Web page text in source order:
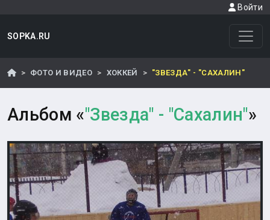
Войти
SOPKA.RU
ФОТО И ВИДЕО ХОККЕЙ "ЗВЕЗДА" - "САХАЛИН"
Альбом «"Звезда" - "Сахалин"»